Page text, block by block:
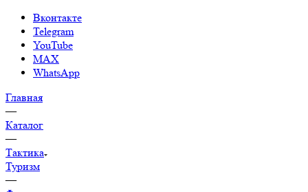
Вконтакте
Telegram
YouTube
MAX
WhatsApp
Главная
—
Каталог
—
Тактика
Туризм
—